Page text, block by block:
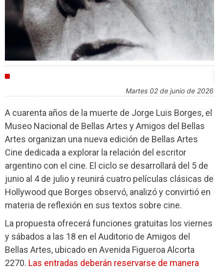
martes 02 de junio de 2026
A cuarenta años de la muerte de Jorge Luis Borges, el
Museo Nacional de Bellas Artes y Amigos del Bellas
Artes organizan una nueva edición de Bellas Artes
Cine dedicada a explorar la relación del escritor
argentino con el cine. El ciclo se desarrollará del 5 de
junio al 4 de julio y reunirá cuatro películas clásicas de
Hollywood que Borges observó, analizó y convirtió en
materia de reflexión en sus textos sobre cine.
La propuesta ofrecerá funciones gratuitas los viernes
y sábados a las 18 en el Auditorio de Amigos del
Bellas Artes, ubicado en Avenida Figueroa Alcorta
2270. Las entradas deberán reservarse de manera